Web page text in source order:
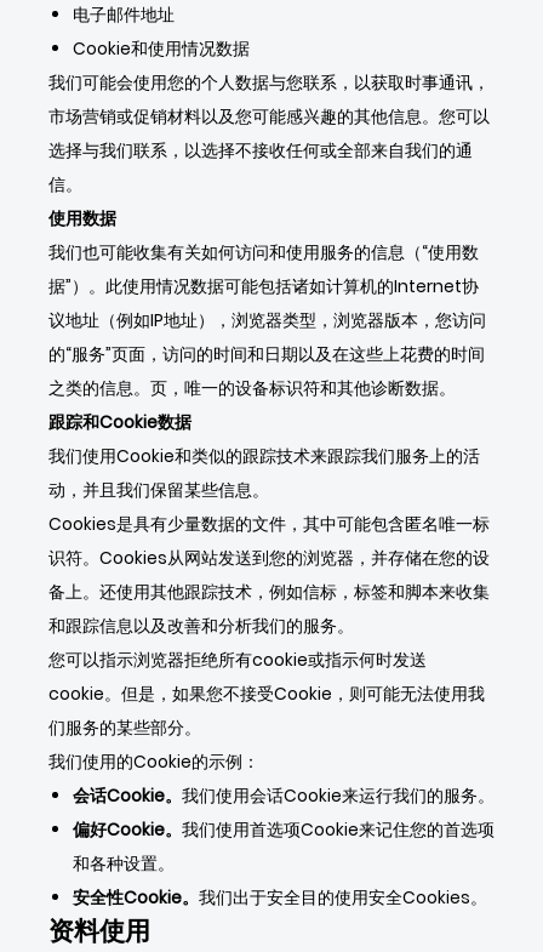
电子邮件地址
Cookie和使用情况数据
我们可能会使用您的个人数据与您联系，以获取时事通讯，
市场营销或促销材料以及您可能感兴趣的其他信息。您可以
选择与我们联系，以选择不接收任何或全部来自我们的通
信。
使用数据
我们也可能收集有关如何访问和使用服务的信息（“使用数
据”）。此使用情况数据可能包括诸如计算机的Internet协
议地址（例如IP地址），浏览器类型，浏览器版本，您访问
的“服务”页面，访问的时间和日期以及在这些上花费的时间
之类的信息。页，唯一的设备标识符和其他诊断数据。
跟踪和Cookie数据
我们使用Cookie和类似的跟踪技术来跟踪我们服务上的活
动，并且我们保留某些信息。
Cookies是具有少量数据的文件，其中可能包含匿名唯一标
识符。Cookies从网站发送到您的浏览器，并存储在您的设
备上。还使用其他跟踪技术，例如信标，标签和脚本来收集
和跟踪信息以及改善和分析我们的服务。
您可以指示浏览器拒绝所有cookie或指示何时发送
cookie。但是，如果您不接受Cookie，则可能无法使用我
们服务的某些部分。
我们使用的Cookie的示例：
会话Cookie。 我们使用会话Cookie来运行我们的服务。
偏好Cookie。 我们使用首选项Cookie来记住您的首选项
和各种设置。
安全性Cookie。 我们出于安全目的使用安全Cookies。
资料使用